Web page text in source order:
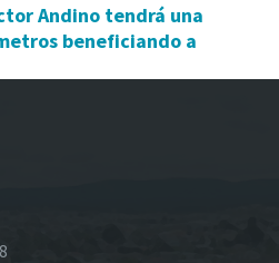
Andino tendrá una
beneficiando a